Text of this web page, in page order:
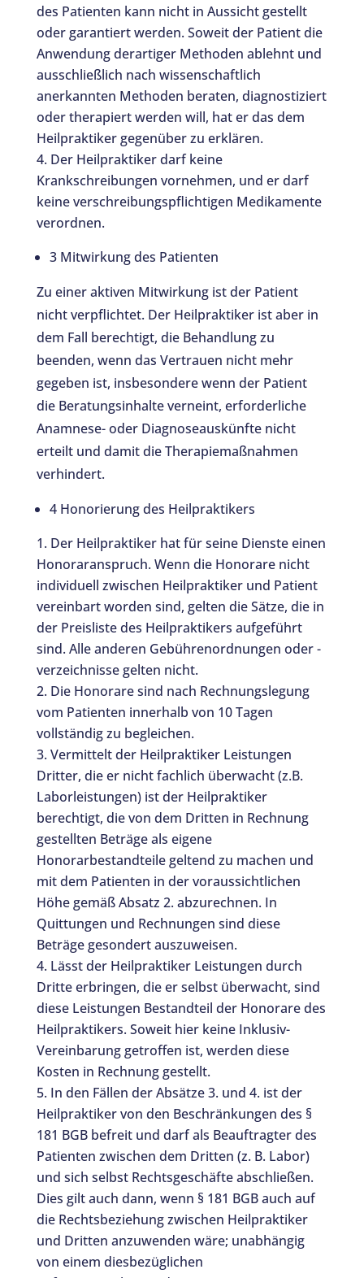
des Patienten kann nicht in Aussicht gestellt
oder garantiert werden. Soweit der Patient die
Anwendung derartiger Methoden ablehnt und
ausschließlich nach wissenschaftlich
anerkannten Methoden beraten, diagnostiziert
oder therapiert werden will, hat er das dem
Heilpraktiker gegenüber zu erklären.
Der Heilpraktiker darf keine
Krankschreibungen vornehmen, und er darf
keine verschreibungspflichtigen Medikamente
verordnen.
3 Mitwirkung des Patienten
Zu einer aktiven Mitwirkung ist der Patient
nicht verpflichtet. Der Heilpraktiker ist aber in
dem Fall berechtigt, die Behandlung zu
beenden, wenn das Vertrauen nicht mehr
gegeben ist, insbesondere wenn der Patient
die Beratungsinhalte verneint, erforderliche
Anamnese- oder Diagnoseauskünfte nicht
erteilt und damit die Therapiemaßnahmen
verhindert.
4 Honorierung des Heilpraktikers
Der Heilpraktiker hat für seine Dienste einen
Honoraranspruch. Wenn die Honorare nicht
individuell zwischen Heilpraktiker und Patient
vereinbart worden sind, gelten die Sätze, die in
der Preisliste des Heilpraktikers aufgeführt
sind. Alle anderen Gebührenordnungen oder -
verzeichnisse gelten nicht.
Die Honorare sind nach Rechnungslegung
vom Patienten innerhalb von 10 Tagen
vollständig zu begleichen.
Vermittelt der Heilpraktiker Leistungen
Dritter, die er nicht fachlich überwacht (z.B.
Laborleistungen) ist der Heilpraktiker
berechtigt, die von dem Dritten in Rechnung
gestellten Beträge als eigene
Honorarbestandteile geltend zu machen und
mit dem Patienten in der voraussichtlichen
Höhe gemäß Absatz 2. abzurechnen. In
Quittungen und Rechnungen sind diese
Beträge gesondert auszuweisen.
Lässt der Heilpraktiker Leistungen durch
Dritte erbringen, die er selbst überwacht, sind
diese Leistungen Bestandteil der Honorare des
Heilpraktikers. Soweit hier keine Inklusiv-
Vereinbarung getroffen ist, werden diese
Kosten in Rechnung gestellt.
In den Fällen der Absätze 3. und 4. ist der
Heilpraktiker von den Beschränkungen des §
181 BGB befreit und darf als Beauftragter des
Patienten zwischen dem Dritten (z. B. Labor)
und sich selbst Rechtsgeschäfte abschließen.
Dies gilt auch dann, wenn § 181 BGB auch auf
die Rechtsbeziehung zwischen Heilpraktiker
und Dritten anzuwenden wäre; unabhängig
von einem diesbezüglichen